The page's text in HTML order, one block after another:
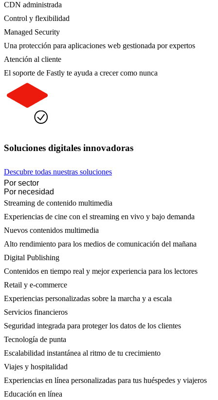
CDN administrada
Control y flexibilidad
Managed Security
Una protección para aplicaciones web gestionada por expertos
Atención al cliente
El soporte de Fastly te ayuda a crecer como nunca
Soluciones digitales innovadoras
Descubre todas nuestras soluciones
Por sector
Por necesidad
Streaming de contenido multimedia
Experiencias de cine con el streaming en vivo y bajo demanda
Nuevos contenidos multimedia
Alto rendimiento para los medios de comunicación del mañana
Digital Publishing
Contenidos en tiempo real y mejor experiencia para los lectores
Retail y e-commerce
Experiencias personalizadas sobre la marcha y a escala
Servicios financieros
Seguridad integrada para proteger los datos de los clientes
Tecnología de punta
Escalabilidad instantánea al ritmo de tu crecimiento
Viajes y hospitalidad
Experiencias en línea personalizadas para tus huéspedes y viajeros
Educación en línea